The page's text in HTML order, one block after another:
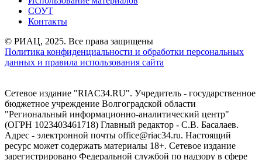
СОУТ
Контакты
© РИАЦ, 2025. Все права защищены
Политика конфиденциальности и обработки персональных
данных и правила использования сайта
Сетевое издание "RIAC34.RU". Учредитель - государственное
бюджетное учреждение Волгоградской области
"Региональный информационно-аналитический центр"
(ОГРН 1023403461718) Главный редактор - С.В. Басалаев.
Адрес - электронной почты office@riac34.ru. Настоящий
ресурс может содержать материалы 18+. Сетевое издание
зарегистрировано Федеральной службой по надзору в сфере